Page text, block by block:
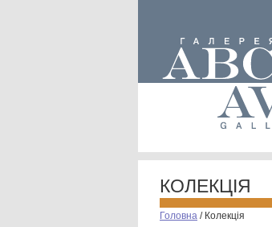
КОЛЕКЦІЯ
Головна / Колекція